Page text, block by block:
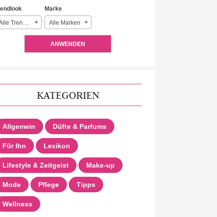
Alle Trendlooks
Marke
Alle Marken
ANWENDEN
KATEGORIEN
Allgemein Düfte & Parfums
Für Ihn Lexikon
Lifestyle & Zeitgeist Make-up
Mode Pflege Tipps
Wellness